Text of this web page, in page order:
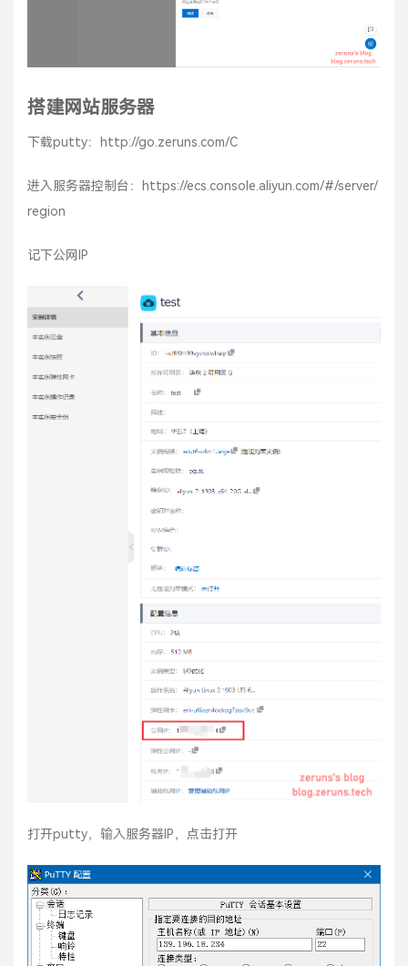
搭建网站服务器
下载putty： http://go.zeruns.com/C
进入服务器控制台：
https://ecs.console.aliyun.com/#/server/
region
记下公网IP
打开putty，输入服务器IP，点击打开